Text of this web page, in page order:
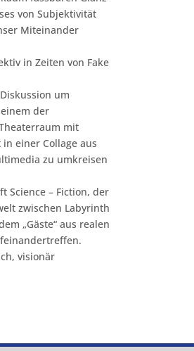
von Subjektivität
Miteinander
in Zeiten von Fake
um
der
mit
einer Collage aus
zu umkreisen
Science – Fiction, der
zwischen Labyrinth
„Gäste“ aus realen
visionär